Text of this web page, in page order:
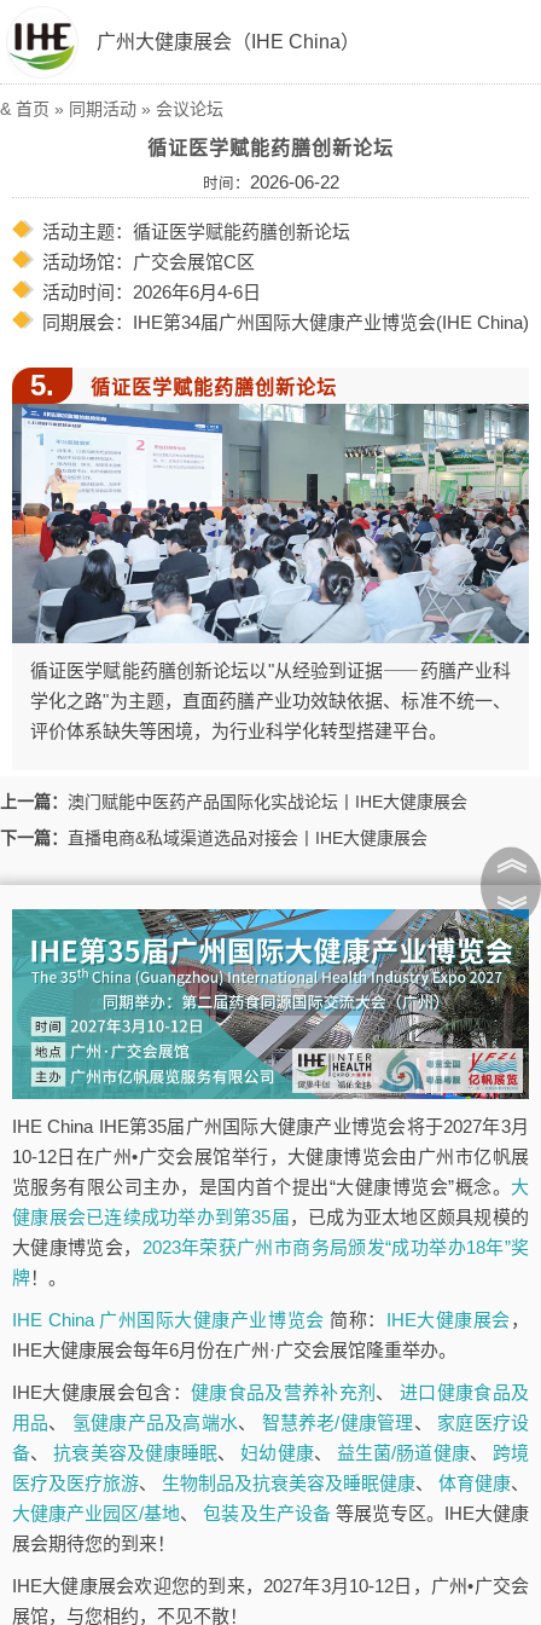
广州大健康展会（IHE China）
& 首页 » 同期活动 » 会议论坛
循证医学赋能药膳创新论坛
时间： 2026-06-22
活动主题：循证医学赋能药膳创新论坛
活动场馆：广交会展馆C区
活动时间：2026年6月4-6日
同期展会： IHE第34届广州国际大健康产业博览会(IHE China)
5. 循证医学赋能药膳创新论坛
循证医学赋能药膳创新论坛以"从经验到证据⸺药膳产业科
学化之路"为主题，直面药膳产业功效缺依据、标准不统一、
评价体系缺失等困境，为行业科学化转型搭建平台。
上一篇： 澳门赋能中医药产品国际化实战论坛丨IHE大健康展会
下一篇： 直播电商&私域渠道选品对接会丨IHE大健康展会
IHE China IHE第35届广州国际大健康产业博览会将于2027年3月
10-12日在广州•广交会展馆举行，大健康博览会由广州市亿帆展
览服务有限公司主办，是国内首个提出“大健康博览会”概念。 大
健康展会已连续成功举办到第35届，已成为亚太地区颇具规模的
大健康博览会， 2023年荣获广州市商务局颁发“成功举办18年”奖
牌！。
IHE China 广州国际大健康产业博览会 简称： IHE大健康展会，
IHE大健康展会每年6月份在广州·广交会展馆隆重举办。
IHE大健康展会包含： 健康食品及营养补充剂 、进口健康食品及
用品、 氢健康产品及高端水、 智慧养老/健康管理、 家庭医疗设
备、抗衰美容及健康睡眠、妇幼健康、 益生菌/肠道健康、 跨境
医疗及医疗旅游、 生物制品及抗衰美容及睡眠健康、 体育健康、
大健康产业园区/基地、包装及生产设备等展览专区。IHE大健康
展会期待您的到来！
IHE大健康展会欢迎您的到来，2027年3月10-12日，广州•广交会
展馆，与您相约，不见不散！
︽
︾